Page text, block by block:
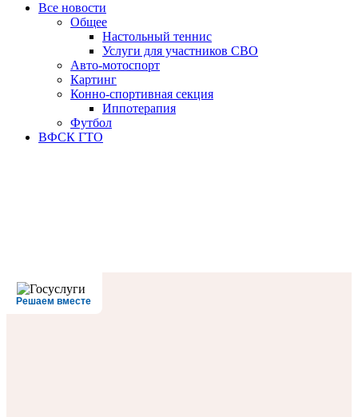
Все новости
Oбщее
Настольный теннис
Услуги для участников СВО
Авто-мотоспорт
Картинг
Конно-спортивная секция
Иппотерапия
Футбол
ВФСК ГТО
Решаем вместе